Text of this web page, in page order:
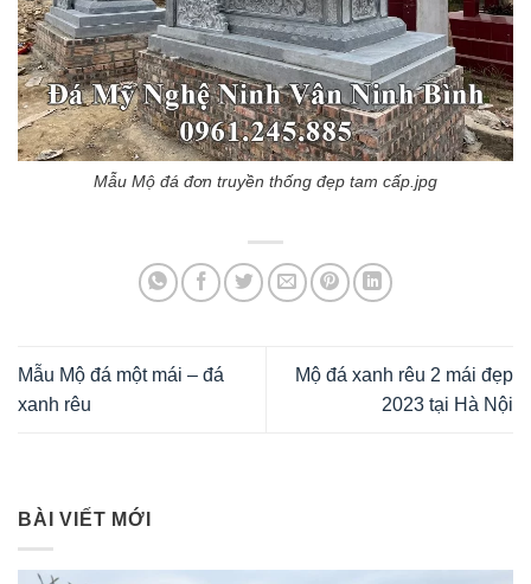
Mẫu Mộ đá đơn truyền thống đẹp tam cấp.jpg
Mẫu Mộ đá một mái – đá
xanh rêu
Mộ đá xanh rêu 2 mái đẹp
2023 tại Hà Nội
BÀI VIẾT MỚI